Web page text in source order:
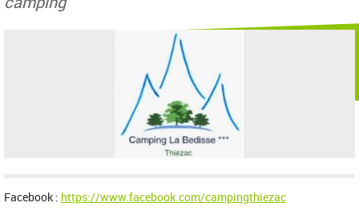
Facebook : https://www.facebook.com/campingthiezac